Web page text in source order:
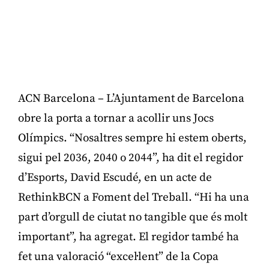
ACN Barcelona – L’Ajuntament de Barcelona
obre la porta a tornar a acollir uns Jocs
Olímpics. “Nosaltres sempre hi estem oberts,
sigui pel 2036, 2040 o 2044”, ha dit el regidor
d’Esports, David Escudé, en un acte de
RethinkBCN a Foment del Treball. “Hi ha una
part d’orgull de ciutat no tangible que és molt
important”, ha agregat. El regidor també ha
fet una valoració “excel·lent” de la Copa